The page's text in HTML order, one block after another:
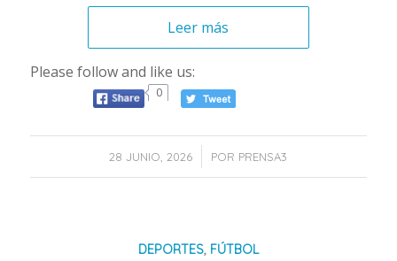
Leer más
Please follow and like us:
0
28 JUNIO, 2026
/ POR PRENSA3
DEPORTES, FÚTBOL